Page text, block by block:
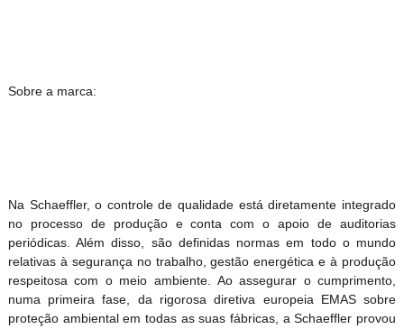
Sobre a marca:
Na Schaeffler, o controle de qualidade está diretamente integrado
no processo de produção e conta com o apoio de auditorias
periódicas. Além disso, são definidas normas em todo o mundo
relativas à segurança no trabalho, gestão energética e à produção
respeitosa com o meio ambiente. Ao assegurar o cumprimento,
numa primeira fase, da rigorosa diretiva europeia EMAS sobre
proteção ambiental em todas as suas fábricas, a Schaeffler provou